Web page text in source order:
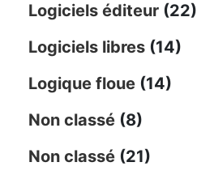
Logiciels éditeur (22)
Logiciels libres (14)
Logique floue (14)
Non classé (8)
Non classé (21)